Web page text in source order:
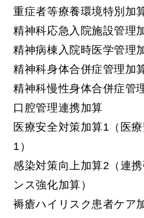
重症者等療養環境特別加
精神科応急入院施設管理
精神病棟入院時医学管理
精神科身体合併症管理加
精神科慢性身体合併症管
口腔管理連携加算
医療安全対策加算1（医
1）
感染対策向上加算2（連
ンス強化加算）
褥瘡ハイリスク患者ケア